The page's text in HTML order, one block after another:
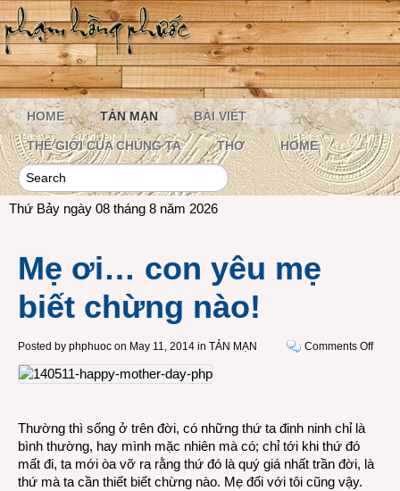
HOME TẢN MẠN BÀI VIẾT
THẾ GIỚI CỦA CHÚNG TA THƠ HOME
Thứ Bảy ngày 08 tháng 8 năm 2026
Mẹ ơi… con yêu mẹ
biết chừng nào!
Posted by phphuoc on May 11, 2014 in TẢN MẠN Comments Offon
Thường thì sống ở trên đời, có những thứ ta đinh ninh chỉ là
bình thường, hay mình mặc nhiên mà có; chỉ tới khi thứ đó
mất đi, ta mới òa vỡ ra rằng thứ đó là quý giá nhất trần đời, là
thứ mà ta cần thiết biết chừng nào. Mẹ đối với tôi cũng vậy.